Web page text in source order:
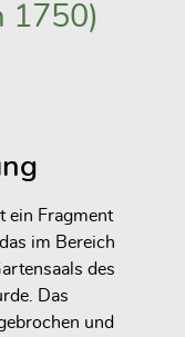
1750)
ein Fragment
im Bereich
des
Das
und